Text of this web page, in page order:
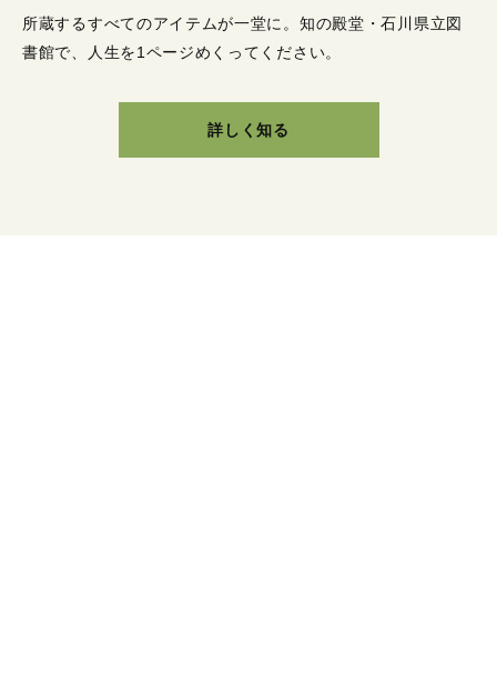
所蔵するすべてのアイテムが一堂に。 知の殿堂・石川県立図
書館で、人生を1ページめくってください。
詳しく知る